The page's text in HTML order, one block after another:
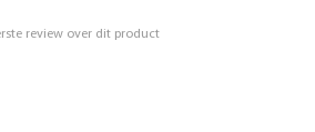
review over dit product